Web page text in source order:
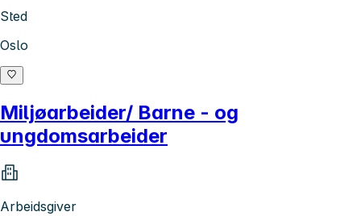
Sted
Oslo
Miljøarbeider/ Barne - og
ungdomsarbeider
Arbeidsgiver